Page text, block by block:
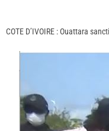
COTE D’IVOIRE : Ouattara